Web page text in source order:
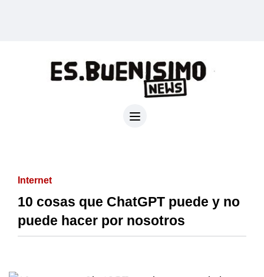
Internet
10 cosas que ChatGPT puede y no
puede hacer por nosotros